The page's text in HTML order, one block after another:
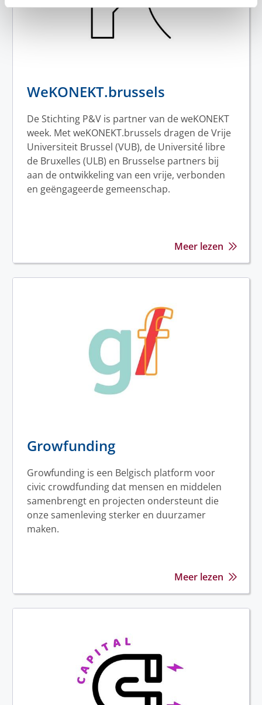
WeKONEKT.brussels
De Stichting P&V is partner van de weKONEKT
week. Met weKONEKT.brussels dragen de Vrije
Universiteit Brussel (VUB), de Université libre
de Bruxelles (ULB) en Brusselse partners bij
aan de ontwikkeling van een vrije, verbonden
en geëngageerde gemeenschap.
Meer lezen
Growfunding
Growfunding is een Belgisch platform voor
civic crowdfunding dat mensen en middelen
samenbrengt en projecten ondersteunt die
onze samenleving sterker en duurzamer
maken.
Meer lezen